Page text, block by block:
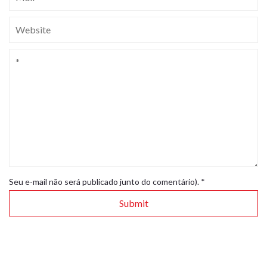
Seu e-mail não será publicado junto do comentário). *